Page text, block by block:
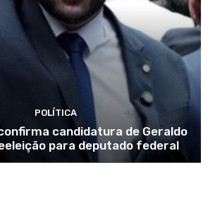
POLÍTICA
candidatura de Geraldo
para deputado federal